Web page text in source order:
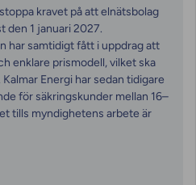
kravet på att elnätsbolag
den 1 januari 2027.
har samtidigt fått i uppdrag att
enklare prismodell, vilket ska
Energi har sedan tidigare
för säkringskunder mellan 16–
tills myndighetens arbete är